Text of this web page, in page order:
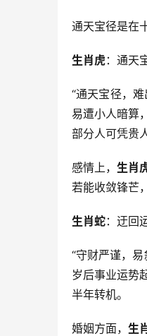
通天宝径是在
生肖虎：通天
“通天宝径，
易遭小人暗算
部分人可凭贵
感情上，生肖
若能收敛锋芒
生肖蛇：迂回
“守财严谨，
岁后事业运势
半年转机。
婚姻方面，生